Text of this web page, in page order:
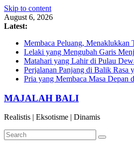
Skip to content
August 6, 2026
Latest:
Membaca Peluang, Menaklukkan
Lelaki yang Mengubah Garis
Matahari yang Lahir di Pulau
Perjalanan Panjang di Balik Rasa
Pria yang Membaca Masa Depan
MAJALAH BALI
Realistis | Eksotisme | Dinamis